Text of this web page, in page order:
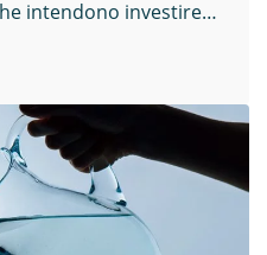
intendono investire…